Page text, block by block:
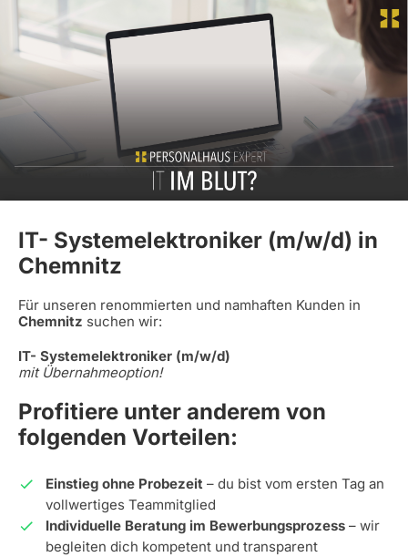
IT- Systemelektroniker (m/w/d) in
Chemnitz
Für unseren renommierten und namhaften Kunden in
Chemnitz suchen wir:
IT- Systemelektroniker (m/w/d)
mit Übernahmeoption!
Profitiere unter anderem von
folgenden Vorteilen:
Einstieg ohne Probezeit – du bist vom ersten Tag an
vollwertiges Teammitglied
Individuelle Beratung im Bewerbungsprozess – wir
begleiten dich kompetent und transparent